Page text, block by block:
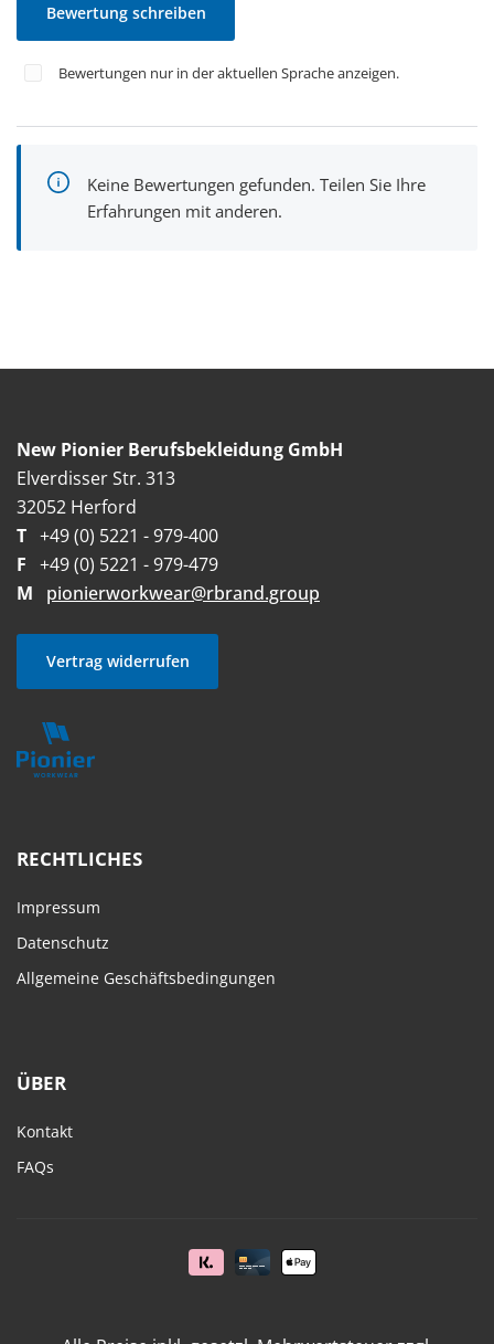
Bewertung schreiben
Bewertungen nur in der aktuellen Sprache anzeigen.
Keine Bewertungen gefunden. Teilen Sie Ihre
Erfahrungen mit anderen.
New Pionier Berufsbekleidung GmbH
Elverdisser Str. 313
32052 Herford
T +49 (0) 5221 - 979-400
F +49 (0) 5221 - 979-479
M
pionierworkwear@rbrand.group
Vertrag widerrufen
RECHTLICHES
Impressum
Datenschutz
Allgemeine Geschäftsbedingungen
ÜBER
Kontakt
FAQs